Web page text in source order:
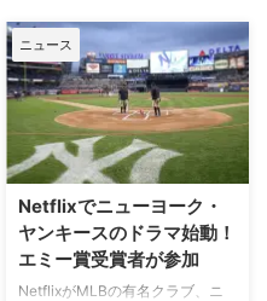
ニュース
Netflixでニューヨーク・
ヤンキースのドラマ始動！
エミー賞受賞者が参加
NetflixがMLBの有名クラブ、ニ